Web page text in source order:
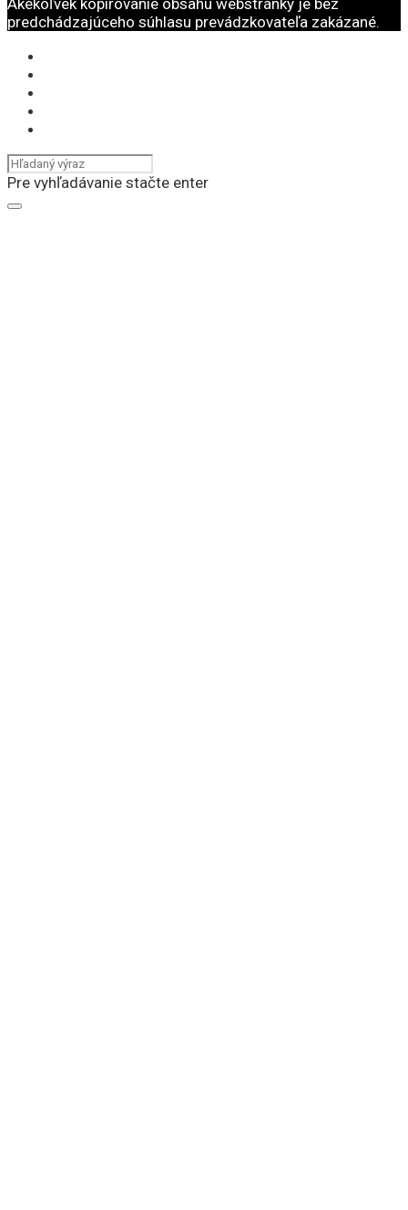
Akékoľvek kopírovanie obsahu webstránky je bez
predchádzajúceho súhlasu prevádzkovateľa zakázané.
Pre vyhľadávanie stačte enter